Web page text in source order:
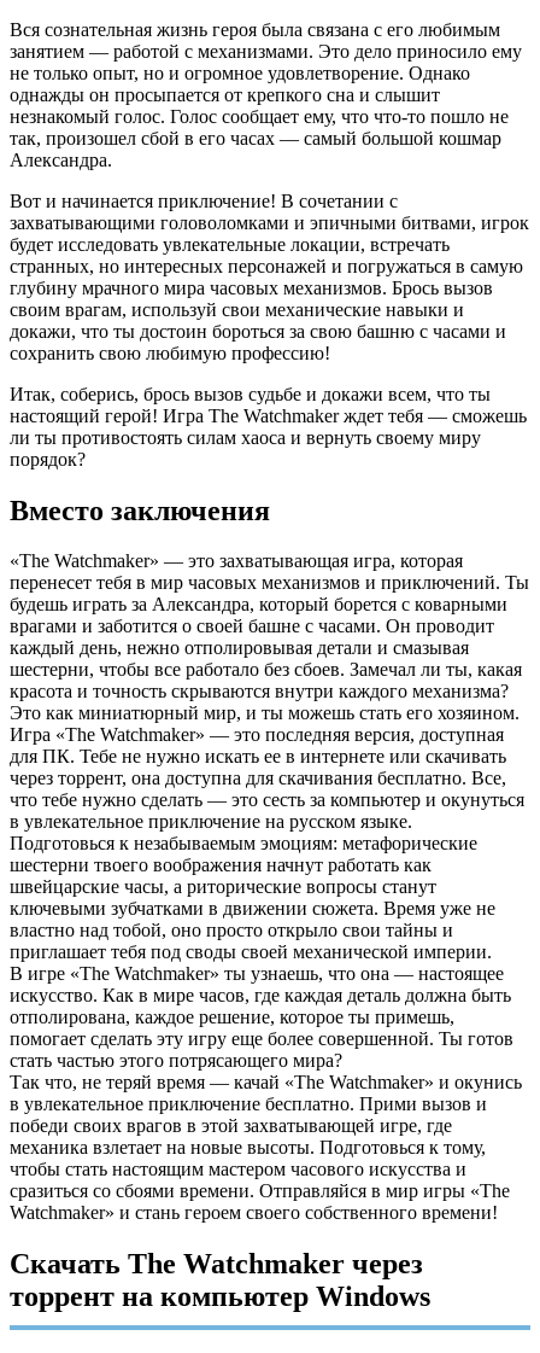
Вся сознательная жизнь героя была связана с его любимым
занятием — работой с механизмами. Это дело приносило ему
не только опыт, но и огромное удовлетворение. Однако
однажды он просыпается от крепкого сна и слышит
незнакомый голос. Голос сообщает ему, что что-то пошло не
так, произошел сбой в его часах — самый большой кошмар
Александра.
Вот и начинается приключение! В сочетании с
захватывающими головоломками и эпичными битвами, игрок
будет исследовать увлекательные локации, встречать
странных, но интересных персонажей и погружаться в самую
глубину мрачного мира часовых механизмов. Брось вызов
своим врагам, используй свои механические навыки и
докажи, что ты достоин бороться за свою башню с часами и
сохранить свою любимую профессию!
Итак, соберись, брось вызов судьбе и докажи всем, что ты
настоящий герой! Игра The Watchmaker ждет тебя — сможешь
ли ты противостоять силам хаоса и вернуть своему миру
порядок?
Вместо заключения
«The Watchmaker» — это захватывающая игра, которая
перенесет тебя в мир часовых механизмов и приключений. Ты
будешь играть за Александра, который борется с коварными
врагами и заботится о своей башне с часами. Он проводит
каждый день, нежно отполировывая детали и смазывая
шестерни, чтобы все работало без сбоев. Замечал ли ты, какая
красота и точность скрываются внутри каждого механизма?
Это как миниатюрный мир, и ты можешь стать его хозяином.
Игра «The Watchmaker» — это последняя версия, доступная
для ПК. Тебе не нужно искать ее в интернете или скачивать
через торрент, она доступна для скачивания бесплатно. Все,
что тебе нужно сделать — это сесть за компьютер и окунуться
в увлекательное приключение на русском языке.
Подготовься к незабываемым эмоциям: метафорические
шестерни твоего воображения начнут работать как
швейцарские часы, а риторические вопросы станут
ключевыми зубчатками в движении сюжета. Время уже не
властно над тобой, оно просто открыло свои тайны и
приглашает тебя под своды своей механической империи.
В игре «The Watchmaker» ты узнаешь, что она — настоящее
искусство. Как в мире часов, где каждая деталь должна быть
отполирована, каждое решение, которое ты примешь,
помогает сделать эту игру еще более совершенной. Ты готов
стать частью этого потрясающего мира?
Так что, не теряй время — качай «The Watchmaker» и окунись
в увлекательное приключение бесплатно. Прими вызов и
победи своих врагов в этой захватывающей игре, где
механика взлетает на новые высоты. Подготовься к тому,
чтобы стать настоящим мастером часового искусства и
сразиться со сбоями времени. Отправляйся в мир игры «The
Watchmaker» и стань героем своего собственного времени!
Скачать The Watchmaker через
торрент на компьютер Windows